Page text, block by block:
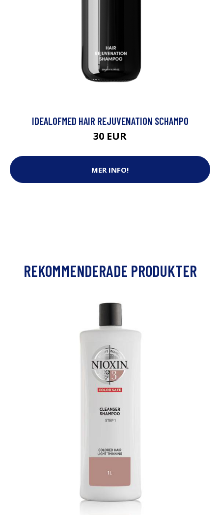
IDEALOFMED HAIR REJUVENATION SCHAMPO
30 EUR
MER INFO!
REKOMMENDERADE PRODUKTER